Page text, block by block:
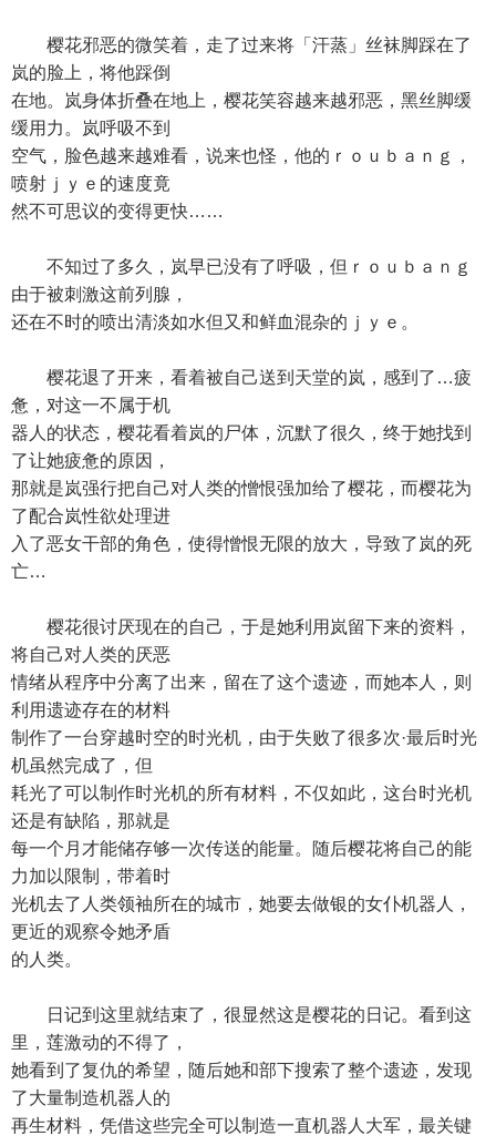
樱花邪恶的微笑着，走了过来将「汗蒸」丝袜脚踩在了
岚的脸上，将他踩倒
在地。岚身体折叠在地上，樱花笑容越来越邪恶，黑丝脚缓
缓用力。岚呼吸不到
空气，脸色越来越难看，说来也怪，他的ｒｏｕｂａｎｇ，
喷射ｊｙｅ的速度竟
然不可思议的变得更快……
不知过了多久，岚早已没有了呼吸，但ｒｏｕｂａｎｇ
由于被刺激这前列腺，
还在不时的喷出清淡如水但又和鲜血混杂的ｊｙｅ。
樱花退了开来，看着被自己送到天堂的岚，感到了…疲
惫，对这一不属于机
器人的状态，樱花看着岚的尸体，沉默了很久，终于她找到
了让她疲惫的原因，
那就是岚强行把自己对人类的憎恨强加给了樱花，而樱花为
了配合岚性欲处理进
入了恶女干部的角色，使得憎恨无限的放大，导致了岚的死
亡…
樱花很讨厌现在的自己，于是她利用岚留下来的资料，
将自己对人类的厌恶
情绪从程序中分离了出来，留在了这个遗迹，而她本人，则
利用遗迹存在的材料
制作了一台穿越时空的时光机，由于失败了很多次·最后时光
机虽然完成了，但
耗光了可以制作时光机的所有材料，不仅如此，这台时光机
还是有缺陷，那就是
每一个月才能储存够一次传送的能量。随后樱花将自己的能
力加以限制，带着时
光机去了人类领袖所在的城市，她要去做银的女仆机器人，
更近的观察令她矛盾
的人类。
日记到这里就结束了，很显然这是樱花的日记。看到这
里，莲激动的不得了，
她看到了复仇的希望，随后她和部下搜索了整个遗迹，发现
了大量制造机器人的
再生材料，凭借这些完全可以制造一直机器人大军，最关键